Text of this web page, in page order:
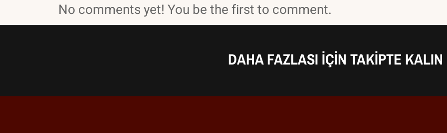
No comments yet! You be the first to comment.
DAHA FAZLASI IÇIN TAKIPTE KALIN